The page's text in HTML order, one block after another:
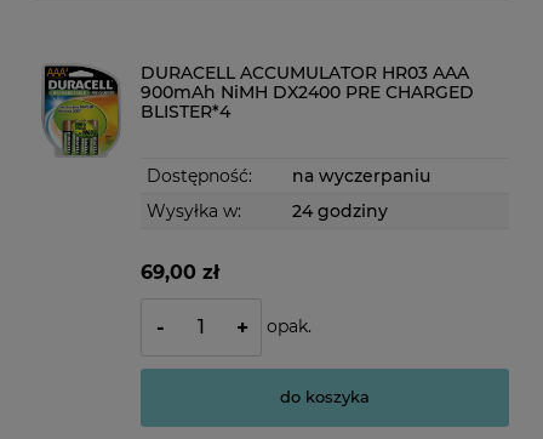
DURACELL ACCUMULATOR HR03 AAA
900mAh NiMH DX2400 PRE CHARGED
BLISTER*4
Dostępność:
na wyczerpaniu
Wysyłka w:
24 godziny
69,00 zł
- + opak.
do koszyka